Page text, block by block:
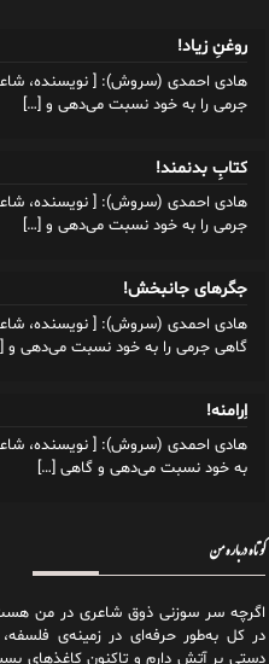
روغنِ زیاد!
جرمی را به خود نسبت می‌دهی و […]
کتابِ بدنمند!
جرمی را به خود نسبت می‌دهی و […]
جگرهای جانبخش!
گاهی جرمی را به خود نسبت می‌دهی و
اِرامنه!
به خود نسبت می‌دهی و گاهی […]
کوتاه درباره من
اگرچه سر سوزنی ذوق شاعری در من هست
در کل به‌طور حرفه‌ای در زمینه‌ی فلسفه،